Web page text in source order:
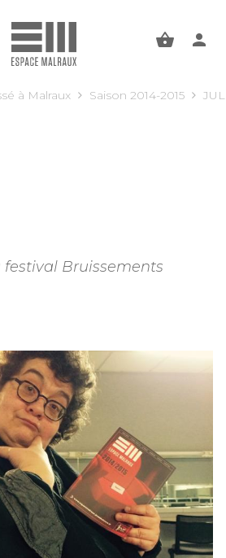
à Malraux Saison 2014-2015
Bruissements